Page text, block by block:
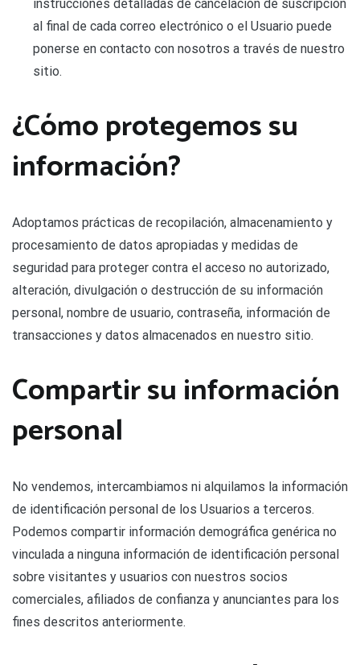
instrucciones detalladas de cancelación de suscripción
al final de cada correo electrónico o el Usuario puede
ponerse en contacto con nosotros a través de nuestro
sitio.
¿Cómo protegemos su
información?
Adoptamos prácticas de recopilación, almacenamiento y
procesamiento de datos apropiadas y medidas de
seguridad para proteger contra el acceso no autorizado,
alteración, divulgación o destrucción de su información
personal, nombre de usuario, contraseña, información de
transacciones y datos almacenados en nuestro sitio.
Compartir su información
personal
No vendemos, intercambiamos ni alquilamos la información
de identificación personal de los Usuarios a terceros.
Podemos compartir información demográfica genérica no
vinculada a ninguna información de identificación personal
sobre visitantes y usuarios con nuestros socios
comerciales, afiliados de confianza y anunciantes para los
fines descritos anteriormente.